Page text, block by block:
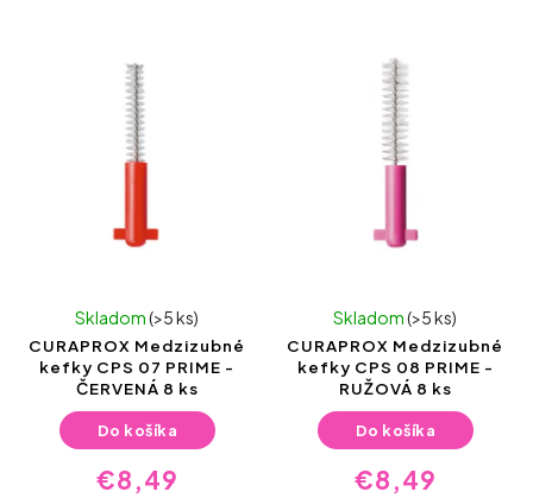
CURAPROX Medzizubné
kefky CPS 07 PRIME -
ČERVENÁ 8 ks
Skladom(>5 ks)
€8,49
Do košíka
CURAPROX Medzizubné
kefky CPS 08 PRIME -
RUŽOVÁ 8 ks
Skladom(>5 ks)
€8,49
Do košíka